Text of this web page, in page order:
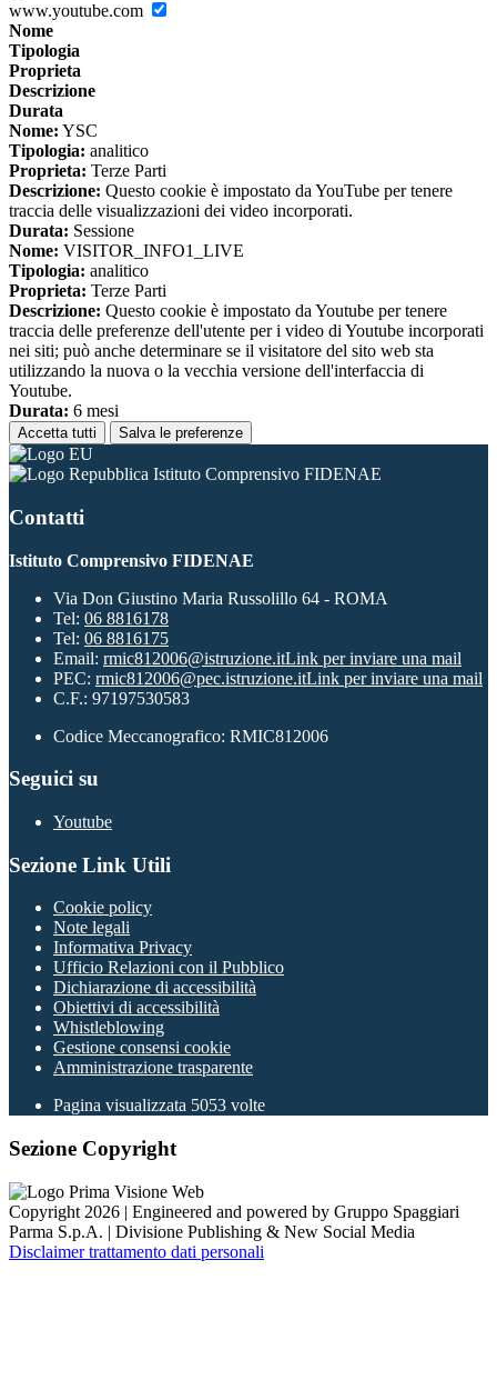
www.youtube.com
Nome
Tipologia
Proprieta
Descrizione
Durata
Nome: YSC
Tipologia: analitico
Proprieta: Terze Parti
Descrizione: Questo cookie è impostato da YouTube per tenere
traccia delle visualizzazioni dei video incorporati.
Durata: Sessione
Nome: VISITOR_INFO1_LIVE
Tipologia: analitico
Proprieta: Terze Parti
Descrizione: Questo cookie è impostato da Youtube per tenere
traccia delle preferenze dell'utente per i video di Youtube incorporati
nei siti; può anche determinare se il visitatore del sito web sta
utilizzando la nuova o la vecchia versione dell'interfaccia di
Youtube.
Durata: 6 mesi
Accetta tutti Salva le preferenze
Istituto Comprensivo FIDENAE
Contatti
Istituto Comprensivo FIDENAE
Via Don Giustino Maria Russolillo 64 - ROMA
Tel: 06 8816178
Tel: 06 8816175
Email: rmic812006@istruzione.itLink per inviare una mail
PEC: rmic812006@pec.istruzione.itLink per inviare una mail
C.F.: 97197530583
Codice Meccanografico: RMIC812006
Seguici su
Youtube
Sezione Link Utili
Cookie policy
Note legali
Informativa Privacy
Ufficio Relazioni con il Pubblico
Dichiarazione di accessibilità
Obiettivi di accessibilità
Whistleblowing
Gestione consensi cookie
Amministrazione trasparente
Pagina visualizzata 5053 volte
Sezione Copyright
Copyright 2026 | Engineered and powered by Gruppo Spaggiari
Parma S.p.A. | Divisione Publishing & New Social Media
Disclaimer trattamento dati personali